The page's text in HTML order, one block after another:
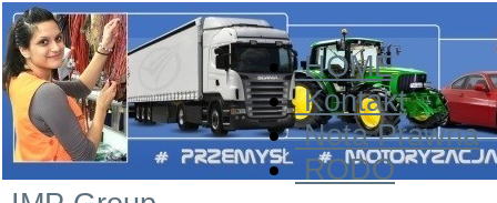
HOME
Kontakt
Nota Prawna
RODO